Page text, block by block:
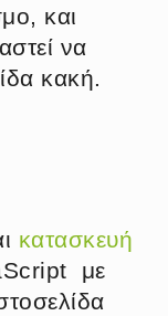
και
να
κακή.
κατασκευή
με